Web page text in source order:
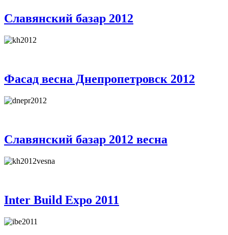
Славянский базар 2012
Фасад весна Днепропетровск 2012
Славянский базар 2012 весна
Inter Build Expo 2011